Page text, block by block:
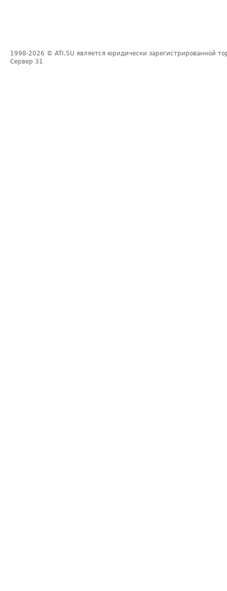
1998-2026 © ATI.SU является юридически зарегистрированной
Сервер 31